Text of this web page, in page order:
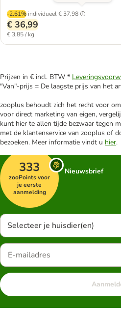
-2.61% individueel€ 37,98
€ 36,99
€ 3,85 / kg
Prijzen in € incl. BTW *
"Van"-prijs = De laagste prijs van het
zooplus behoudt zich het recht voor
voor direct marketing van eigen,
kunt hier te allen tijde bezwaar tegen
met de klantenservice van zooplus of
bezoeken. Meer informatie vindt u hier.
333
zooPoints voor
je eerste
aanmelding
Nieuwsbrief
Selecteer je huisdier(en)